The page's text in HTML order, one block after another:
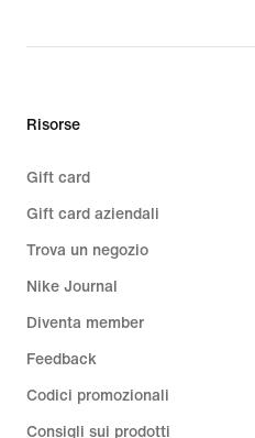
Risorse
Gift card
Gift card aziendali
Trova un negozio
Nike Journal
Diventa member
Feedback
Codici promozionali
Consigli sui prodotti